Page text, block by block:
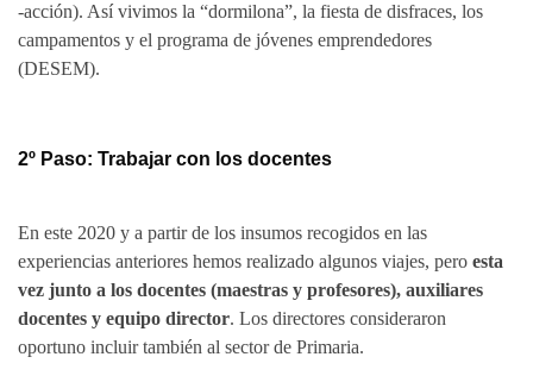
-acción). Así vivimos la “dormilona”, la fiesta de disfraces, los
campamentos y el programa de jóvenes emprendedores
(DESEM).
2º Paso: Trabajar con los docentes
En este 2020 y a partir de los insumos recogidos en las
experiencias anteriores hemos realizado algunos viajes, pero esta
vez junto a los docentes (maestras y profesores), auxiliares
docentes y equipo director. Los directores consideraron
oportuno incluir también al sector de Primaria.